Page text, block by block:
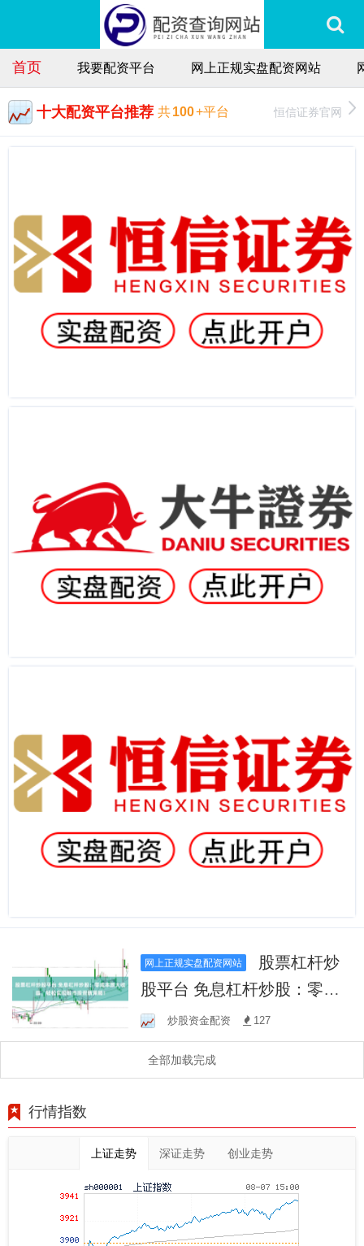
首页 我要配资平台 网上正规实盘配资网站
十大配资平台推荐 共100+平台 恒信证券官网
网上正规实盘配资网站
股平台 免息杠杆炒股：零成
本放大收益，轻松实现股市
投资新策略！
炒股资金配资 127
全部加载完成
行情指数
上证走势 深证走势 创业走势